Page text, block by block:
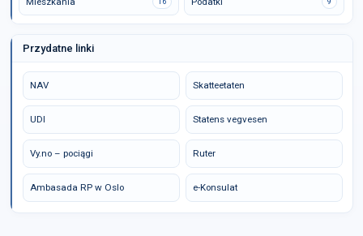
Przydatne linki
NAV Skatteetaten
UDI Statens vegvesen
Vy.no – pociągi Ruter
Ambasada RP w Oslo e-Konsulat